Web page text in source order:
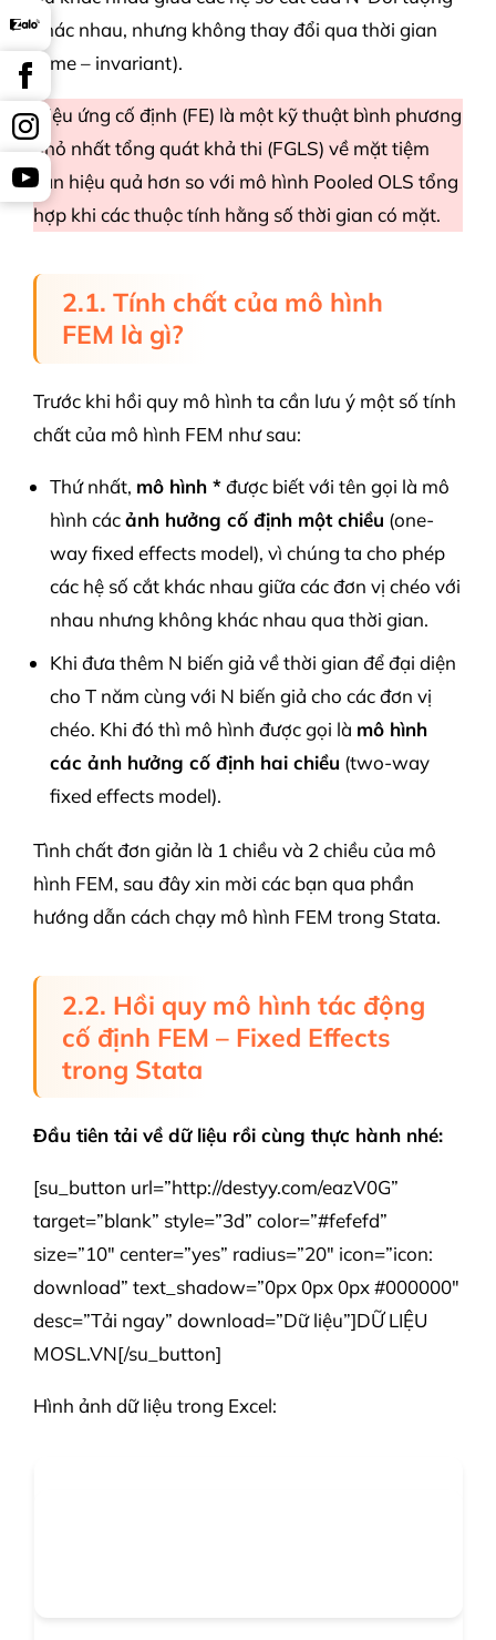
khác nhau, nhưng không thay đổi qua thời gian
(time – invariant).
Hiệu ứng cố định (FE) là một kỹ thuật bình phương
nhỏ nhất tổng quát khả thi (FGLS) về mặt tiệm
cận hiệu quả hơn so với mô hình Pooled OLS tổng
hợp khi các thuộc tính hằng số thời gian có mặt.
2.1. Tính chất của mô hình
FEM là gì?
Trước khi hồi quy mô hình ta cần lưu ý một số tính
chất của mô hình FEM như sau:
Thứ nhất, mô hình *được biết với tên gọi là mô
hình cácảnh hưởng cố định một chiều (one-
way fixed effects model), vì chúng ta cho phép
các hệ số cắt khác nhau giữa các đơn vị chéo với
nhau nhưng không khác nhau qua thời gian.
Khi đưa thêm N biến giả về thời gian để đại diện
cho T năm cùng với N biến giả cho các đơn vị
chéo. Khi đó thì mô hình được gọi là mô hình
các ảnh hưởng cố định hai chiều (two-way
fixed effects model).
Tình chất đơn giản là 1 chiều và 2 chiều của mô
hình FEM, sau đây xin mời các bạn qua phần
hướng dẫn cách chạy mô hình FEM trong Stata.
2.2. Hồi quy mô hình tác động
cố định FEM – Fixed Effects
trong Stata
Đầu tiên tải về dữ liệu rồi cùng thực hành nhé:
[su_button url=”http://destyy.com/eazV0G”
target=”blank” style=”3d” color=”#fefefd”
size=”10″ center=”yes” radius=”20″ icon=”icon:
download” text_shadow=”0px 0px 0px #000000″
desc=”Tải ngay” download=”Dữ liệu”]DỮ LIỆU
MOSL.VN[/su_button]
Hình ảnh dữ liệu trong Excel: